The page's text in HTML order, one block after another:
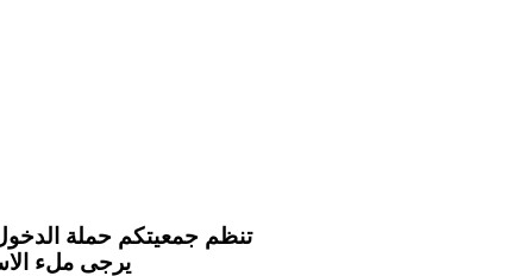
تنظم جمعيتكم حملة
يرجى ملء